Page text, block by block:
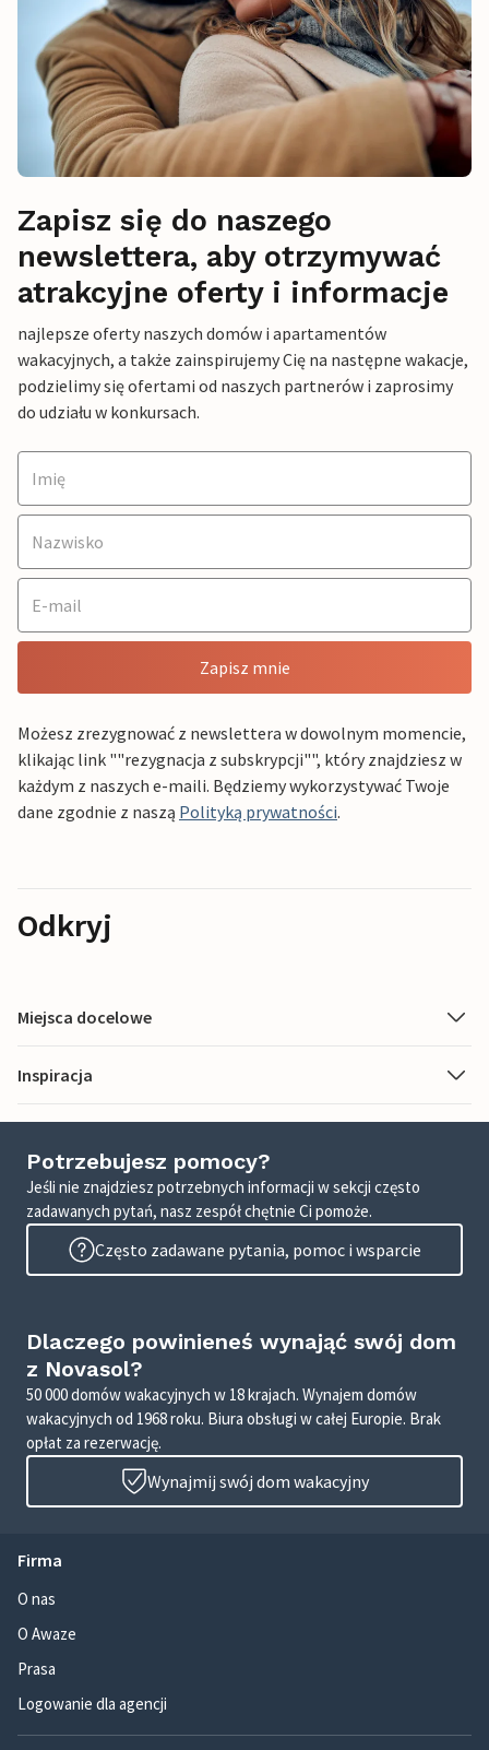
Zapisz się do naszego
newslettera, aby otrzymywać
atrakcyjne oferty i informacje
najlepsze oferty naszych domów i apartamentów
wakacyjnych, a także zainspirujemy Cię na następne wakacje,
podzielimy się ofertami od naszych partnerów i zaprosimy
do udziału w konkursach.
Zapisz mnie
Możesz zrezygnować z newslettera w dowolnym momencie,
klikając link ""rezygnacja z subskrypcji"", który znajdziesz w
każdym z naszych e-maili. Będziemy wykorzystywać Twoje
dane zgodnie z naszą Polityką prywatności.
Odkryj
Miejsca docelowe
Inspiracja
Potrzebujesz pomocy?
Jeśli nie znajdziesz potrzebnych informacji w sekcji często
zadawanych pytań, nasz zespół chętnie Ci pomoże.
Często zadawane pytania, pomoc i wsparcie
Dlaczego powinieneś wynająć swój dom
z Novasol?
50 000 domów wakacyjnych w 18 krajach. Wynajem domów
wakacyjnych od 1968 roku. Biura obsługi w całej Europie. Brak
opłat za rezerwację.
Wynajmij swój dom wakacyjny
Firma
O nas
O Awaze
Prasa
Logowanie dla agencji